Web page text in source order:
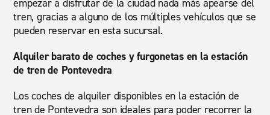
empezar a disfrutar de la ciudad nada más apearse del
tren, gracias a alguno de los múltiples vehículos que se
pueden reservar en esta sucursal.
Alquiler barato de coches y furgonetas en la estación
de tren de Pontevedra
Los coches de alquiler disponibles en la estación de
tren de Pontevedra son ideales para poder recorrer la